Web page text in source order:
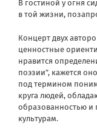
В гостиной у огня
в той жизни,
Концерт двух
ценностные
нравится
поэзии”, кажется
под термином
круга людей,
образованностью и
культурам.